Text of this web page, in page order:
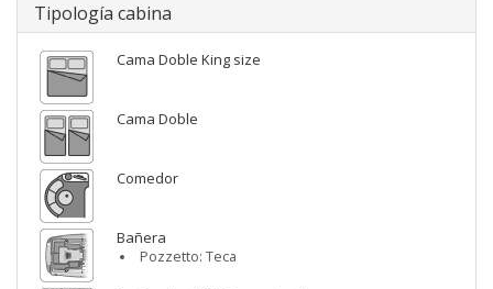
Tipología cabina
Cama Doble King size
Cama Doble
Comedor
Bañera
Pozzetto: Teca